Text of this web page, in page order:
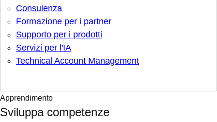
Consulenza
Formazione per i partner
Supporto per i prodotti
Servizi per l'IA
Technical Account Management
Apprendimento
Sviluppa competenze